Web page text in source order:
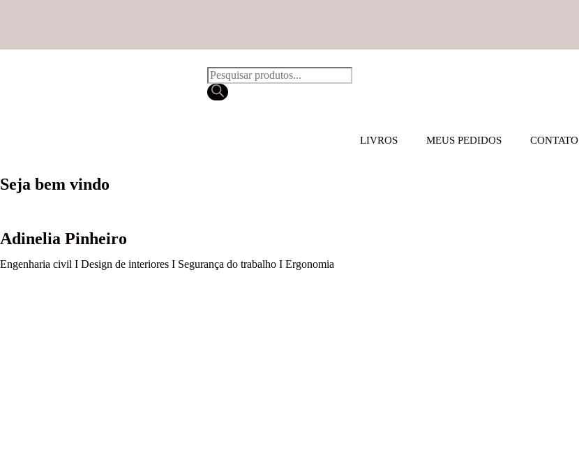
LIVROS MEUS PEDIDOS CONTATO
Seja bem vindo
Adinelia Pinheiro
Engenharia civil I Design de interiores I Segurança do trabalho I Ergonomia